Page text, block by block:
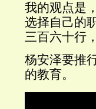
我的观点是
选择自己的
三百六十行
杨安泽要推
的教育。